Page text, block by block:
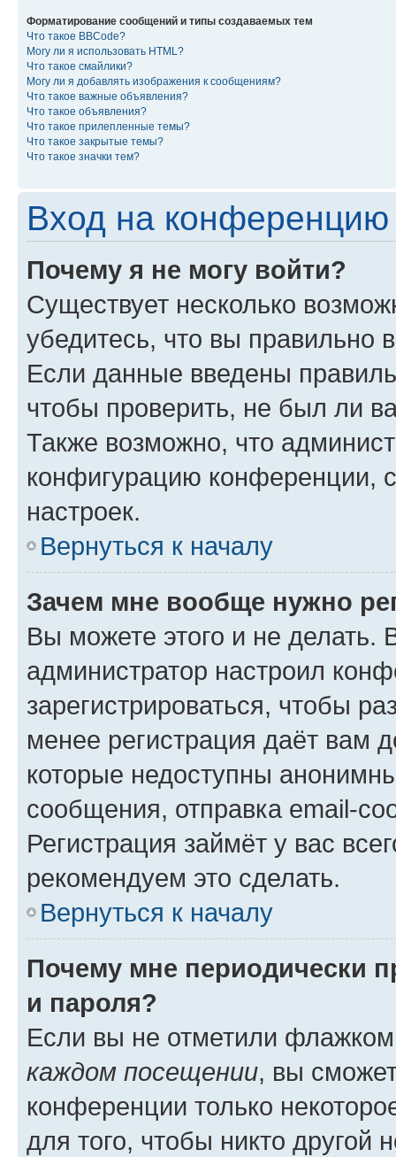
Форматирование сообщений и типы создаваемых тем
Что такое BBCode?
Могу ли я использовать HTML?
Что такое смайлики?
Могу ли я добавлять изображения к сообщениям?
Что такое важные объявления?
Что такое объявления?
Что такое прилепленные темы?
Что такое закрытые темы?
Что такое значки тем?
Вход на конференцию
Почему я не могу войти?
Существует несколько
убедитесь, что вы правильно
Если данные введены
чтобы проверить, не был ли
Также возможно, что
конфигурацию конференции,
настроек.
Вернуться к началу
Зачем мне вообще нужно
Вы можете этого и не делать.
администратор настроил
зарегистрироваться, чтобы
менее регистрация даёт вам
которые недоступны
сообщения, отправка email-
Регистрация займёт у вас
рекомендуем это сделать.
Вернуться к началу
Почему мне периодически
и пароля?
Если вы не отметили
каждом посещении, вы
конференции только
для того, чтобы никто другой